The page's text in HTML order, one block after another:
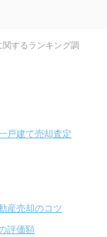
するランキング調
戸建て売却査定
産売却のコツ
評価額